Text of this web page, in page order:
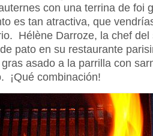
con una terrina de foi
es tan atractiva, que
Hélène Darroze, la chef
pato en su restaurante
asado a la parrilla con
¡Qué combinación!